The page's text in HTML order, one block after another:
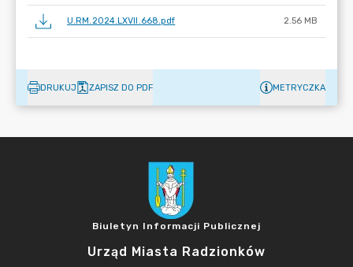
U.RM.2024.LXVII.668.pdf 2.56 MB
DRUKUJ ZAPISZ DO PDF METRYCZKA
Biuletyn Informacji Publicznej
Urząd Miasta Radzionków